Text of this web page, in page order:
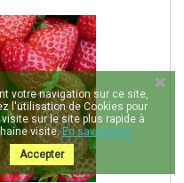
votre navigation sur ce site,
l'utilisation de Cookies pour
sur le site plus rapide à
visite.En savoir plus.
Accepter